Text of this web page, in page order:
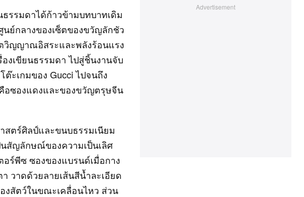
ธรรมดาได้ก้าวข้ามบทบาทเดิม
นย์กลางของเซ็ตของขวัญลักชัว
วิญญาณอิสระและพลังร้อนแรง
งเขียนธรรมดา ไปสู่ชิ้นงานจับ
ะเกมของ Gucci ไปจนถึง
อซองแดงและของขวัญตรุษจีน
สตร์ศิลป์และขนบธรรมเนียม
สัญลักษณ์ของความเป็นเลิศ
อร์พีซ ซองของแบรนด์เมื่อกาง
วาดด้วยลายเส้นสีน้ำละเอียด
งสัตว์ในขณะเคลื่อนไหว ส่วน